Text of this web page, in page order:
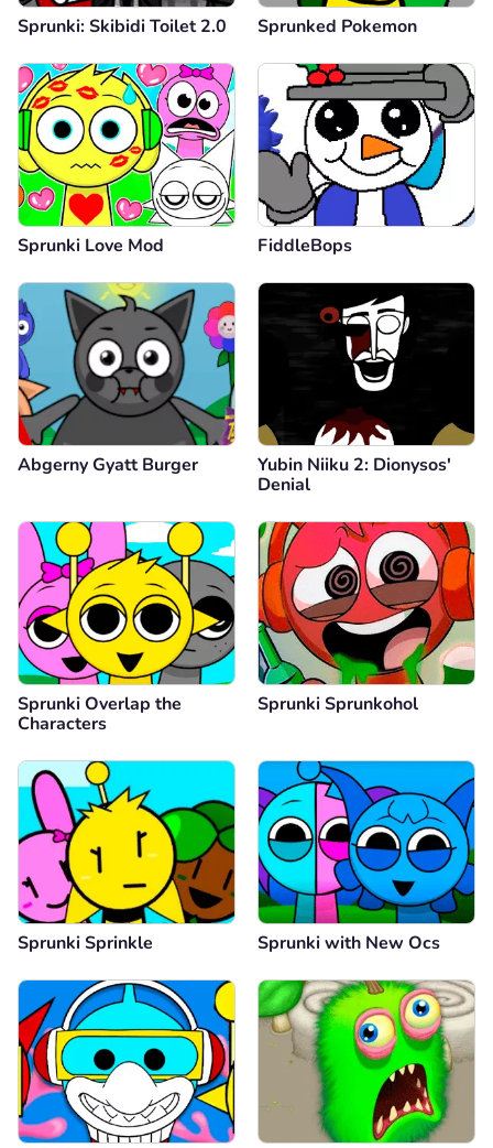
Sprunki: Skibidi Toilet 2.0 Sprunked Pokemon
Sprunki Love Mod FiddleBops
Abgerny Gyatt Burger
Yubin Niiku 2: Dionysos'
Denial
Sprunki Overlap the
Characters
Sprunki Sprunkohol
Sprunki Sprinkle Sprunki with New Ocs